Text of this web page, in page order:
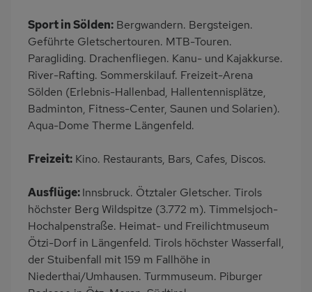
Mikrowelle
Kinderhochstuhl
Nichtraucher
Haustiere/Hund
verboten
Wb/WC
Sport in Sölden: Bergwandern. Bergsteigen.
Geführte Gletschertouren. MTB-Touren.
Paragliding. Drachenfliegen. Kanu- und Kajakkurse.
River-Rafting. Sommerskilauf. Freizeit-Arena
Sölden (Erlebnis-Hallenbad, Hallentennisplätze,
Badminton, Fitness-Center, Saunen und Solarien).
Aqua-Dome Therme Längenfeld.
Freizeit: Kino. Restaurants, Bars, Cafes, Discos.
Ausflüge:Innsbruck. Ötztaler Gletscher. Tirols
höchster Berg Wildspitze (3.772 m). Timmelsjoch-
Hochalpenstraße. Heimat- und Freilichtmuseum
Ötzi-Dorf in Längenfeld. Tirols höchster Wasserfall,
der Stuibenfall mit 159 m Fallhöhe in
Niederthai/Umhausen. Turmmuseum. Piburger